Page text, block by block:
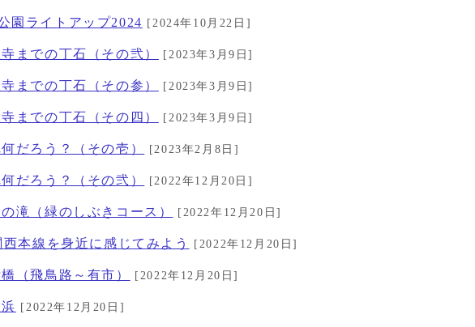
園ライトアップ2024 [2024年10月22日]
までの丁石（その弐） [2023年3月9日]
までの丁石（その参） [2023年3月9日]
までの丁石（その四） [2023年3月9日]
だろう？（その壱） [2023年2月8日]
だろう？（その弐） [2022年12月20日]
滝（緑のしぶきコース） [2022年12月20日]
本線を身近に感じてみよう [2022年12月20日]
（飛鳥路～有市） [2022年12月20日]
[2022年12月20日]